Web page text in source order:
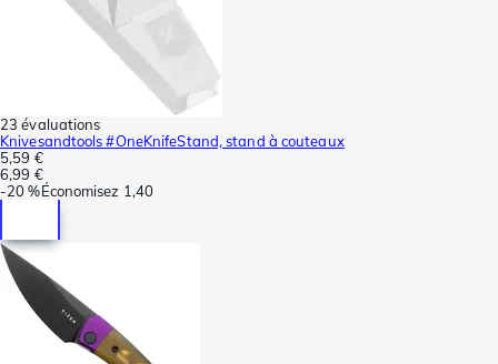
23 évaluations
Knivesandtools #OneKnifeStand, stand à couteaux
5,59 €
6,99 €
-20 %Économisez 1,40